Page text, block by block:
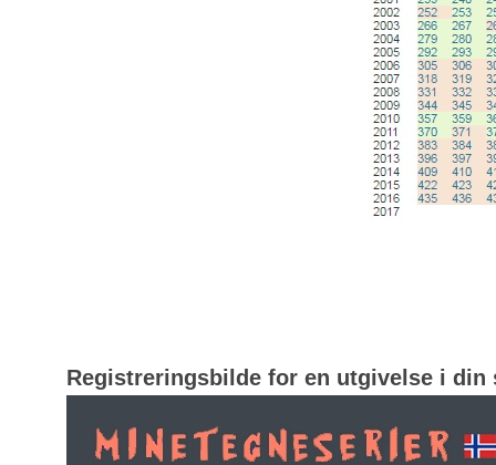
Registreringsbilde for en utgivelse i din